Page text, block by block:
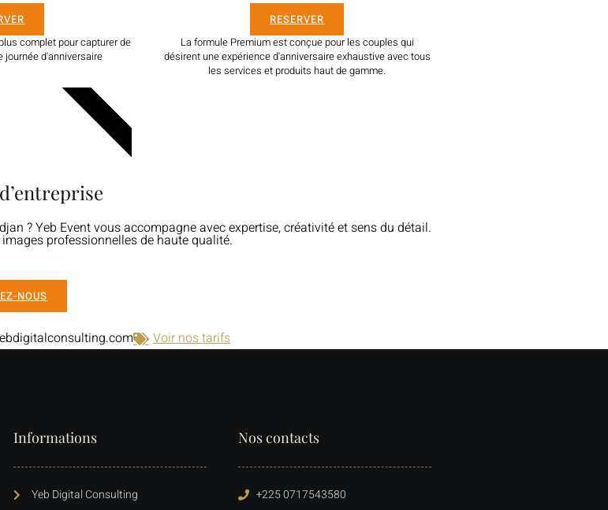
complet pour capturer de
journée d'anniversaire
POPULAIRE
RESERVER
La formule Premium est conçue pour les couples qui
désirent une expérience d'anniversaire exhaustive avec tous
les services et produits haut de gamme.
? Yeb Event vous accompagne avec expertise, créativité et sens du détail.
professionnelles de haute qualité.
NOUS
Voir nos tarifs
Informations
Yeb Digital Consulting
Nos contacts
+225 0717543580